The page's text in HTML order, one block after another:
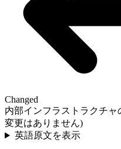
Changed
内部インフラストラクチ
変更はありません)
英語原文を表示